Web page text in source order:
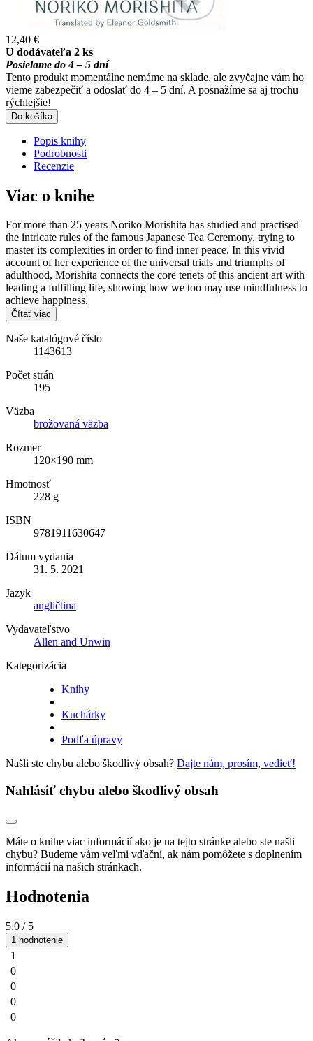
12,40 €
U dodávateľa 2 ks
Posielame do 4 – 5 dní
Tento produkt momentálne nemáme na sklade, ale zvyčajne vám ho
vieme zabezpečiť a odoslať do 4 – 5 dní. A posnažíme sa aj trochu
rýchlejšie!
Do košíka
Popis knihy
Podrobnosti
Recenzie
Viac o knihe
For more than 25 years Noriko Morishita has studied and practised
the intricate rules of the famous Japanese Tea Ceremony, trying to
master its complexities in order to find inner peace. In this vivid
account of her experience of the universal trials and triumphs of
adulthood, Morishita connects the core tenets of this ancient art with
leading a fulfilling life, showing how we too may use mindfulness to
achieve happiness.
Čítať viac
Naše katalógové číslo
1143613
Počet strán
195
Väzba
brožovaná väzba
Rozmer
120×190 mm
Hmotnosť
228 g
ISBN
9781911630647
Dátum vydania
31. 5. 2021
Jazyk
angličtina
Vydavateľstvo
Allen and Unwin
Kategorizácia
Knihy
Kuchárky
Podľa úpravy
Našli ste chybu alebo škodlivý obsah? Dajte nám, prosím, vedieť!
Nahlásiť chybu alebo škodlivý obsah
Máte o knihe viac informácií ako je na tejto stránke alebo ste našli
chybu? Budeme vám veľmi vďační, ak nám pomôžete s doplnením
informácií na našich stránkach.
Hodnotenia
5,0 / 5
1 hodnotenie
1
0
0
0
0